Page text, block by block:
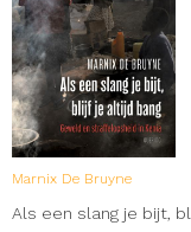
Marnix De Bruyne
Als een slang je bijt,